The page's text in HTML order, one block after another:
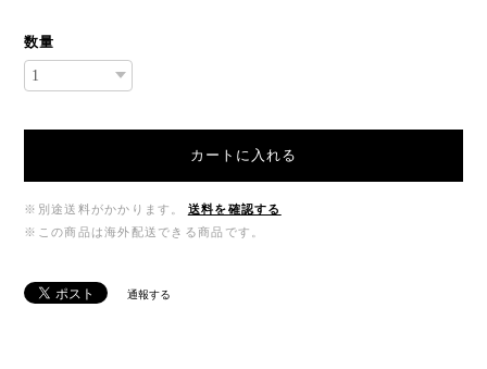
数量
カートに入れる
※別途送料がかかります。
送料を確認する
※この商品は海外配送できる商品です。
通報する